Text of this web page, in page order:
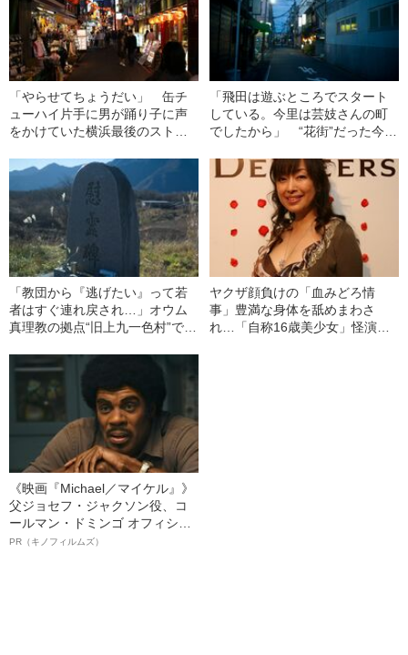
「やらせてちょうだい」 缶チ
ューハイ片手に男が踊り子に声
をかけていた横浜最後のストリ
「飛田は遊ぶところでスタート
している。今里は芸妓さんの町
でしたから」 “花街”だった今里
街に不可欠な「あるもの」と
は？
「教団から『逃げたい』って若
者はすぐ連れ戻され…」オウム
真理教の拠点“旧上九一色村”で起
ルポ》
ヤクザ顔負けの「血みどろ情
事」豊満な身体を舐めまわさ
れ…「自称16歳美少女」怪演
《映画『Michael／マイケル』》
父ジョセフ・ジャクソン役、コ
ールマン・ドミンゴ オフィシャ
ルインタビュー“観客を魅了した
PR（キノフィルムズ）